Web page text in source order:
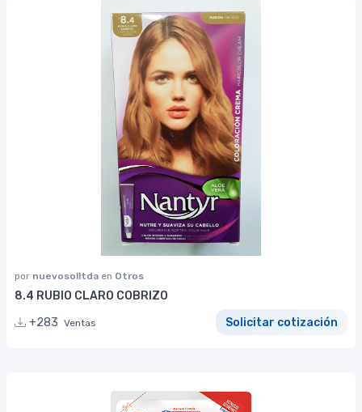
por nuevosolltda en Otros
8.4 RUBIO CLARO COBRIZO
+283 Ventas Solicitar cotización